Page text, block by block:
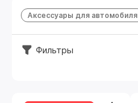
Аксессуары для автомобиля
Фильтры